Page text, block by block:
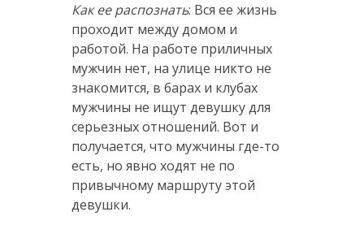
Как ее распознать: Вся ее жизнь
проходит между домом и
работой. На работе приличных
мужчин нет, на улице никто не
знакомится, в барах и клубах
мужчины не ищут девушку для
серьезных отношений. Вот и
получается, что мужчины где-то
есть, но явно ходят не по
привычному маршруту этой
девушки.